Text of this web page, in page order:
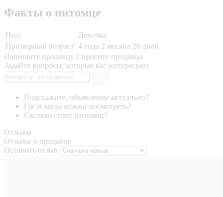
Факты о питомце
Пол:
Девочка
Примерный возраст: 4 года 2 месяца 26 дней
Напишите продавцу Спросите продавца
Задайте вопросы, которые вас интересуют
Подскажите, объявление актуально?
Где и когда можно посмотреть?
Сколько стоит питомец?
Отзывы
Отзывы о продавце
Оставить отзыв